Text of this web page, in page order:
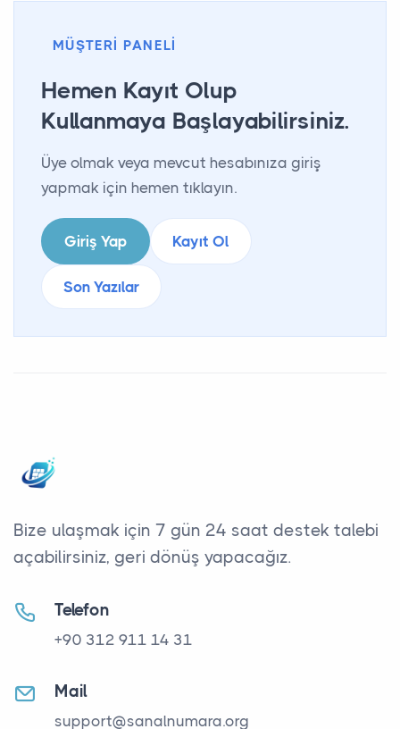
MÜŞTERI PANELI
Hemen Kayıt Olup
Kullanmaya Başlayabilirsiniz.
Üye olmak veya mevcut hesabınıza giriş
yapmak için hemen tıklayın.
Giriş Yap Kayıt Ol
Son Yazılar
Bize ulaşmak için 7 gün 24 saat destek talebi
açabilirsiniz, geri dönüş yapacağız.
Telefon
+90 312 911 14 31
Mail
support@sanalnumara.org